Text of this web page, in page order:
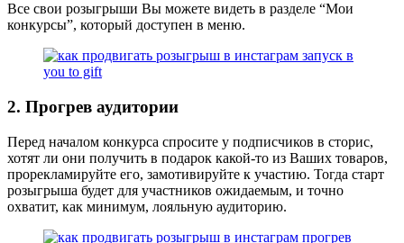
Все свои розыгрыши Вы можете видеть в разделе “Мои
конкурсы”, который доступен в меню.
2. Прогрев аудитории
Перед началом конкурса спросите у подписчиков в сторис,
хотят ли они получить в подарок какой-то из Ваших товаров,
прорекламируйте его, замотивируйте к участию. Тогда старт
розыгрыша будет для участников ожидаемым, и точно
охватит, как минимум, лояльную аудиторию.